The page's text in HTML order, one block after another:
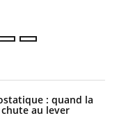
: quand la
au lever